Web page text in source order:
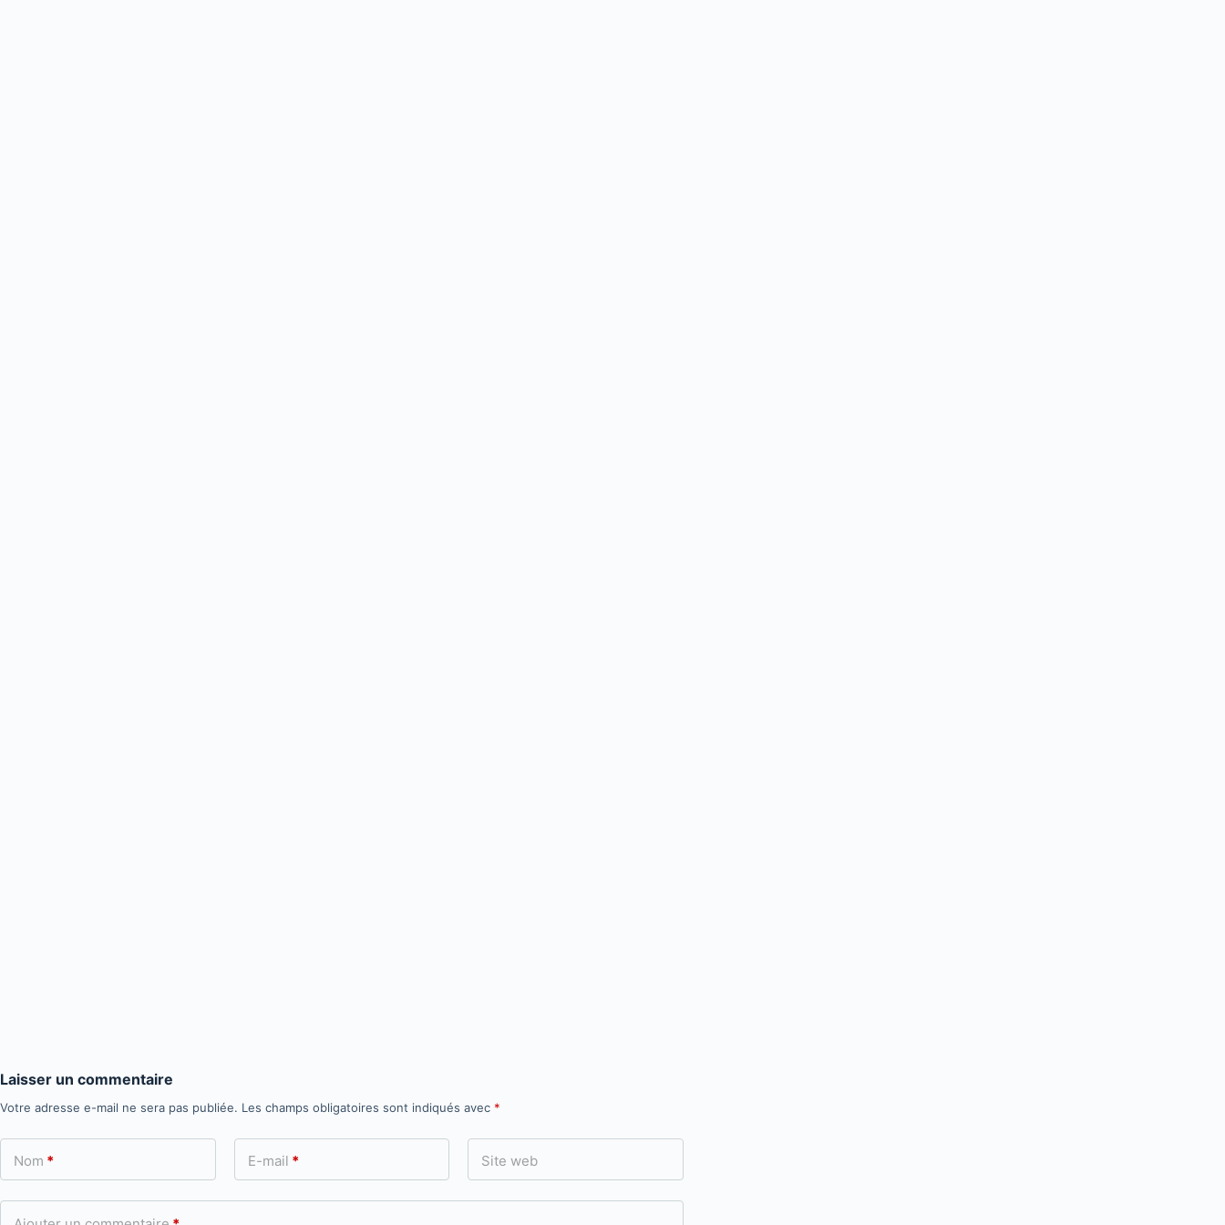
Laisser un commentaire
Votre adresse e-mail ne sera pas publiée. Les champs obligatoires sont indiqués avec *
Nom * E-mail * Site web